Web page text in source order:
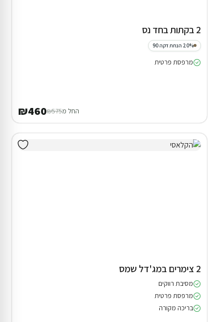
2 בקתות בחד נס
20% הנחת דקה 90
מרפסת פרטית
החל מ₪575
₪460
2 צימרים במג'דל שמס
מסיבת רווקים
מרפסת פרטית
בריכה מקורה